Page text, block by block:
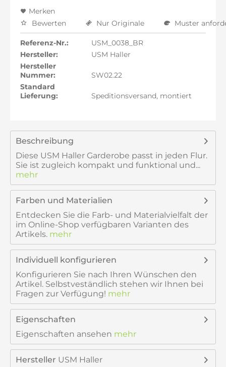
Merken
Bewerten
Nur Originale Muster
Referenz-Nr.:
USM_0038_BR
Hersteller:
USM Haller
Hersteller
Nummer:
SW02.22
Standard
Lieferung:
Speditionsversand, montiert
Beschreibung
Diese USM Haller Garderobe passt in jeden Flur.
Sie ist zugleich kompakt und funktional und...
mehr
Farben und Materialien
Entdecken Sie die Farb- und Materialvielfalt der
im Online-Shop verfügbaren Varianten des
Artikels. mehr
Individuell konfigurieren
Konfigurieren Sie nach Ihren Wünschen den
Artikel. Selbstveständlich stehen wir Ihnen bei
Fragen zur Verfügung! mehr
Eigenschaften
Eigenschaften ansehen mehr
Hersteller USM Haller